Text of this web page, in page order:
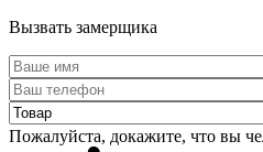
Вызвать замерщика
Пожалуйста, докажите, что вы